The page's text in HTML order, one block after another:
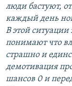
люди бастуют,
каждый день
В этой
понимают что
страшно и
демотивация
шансов 0 и